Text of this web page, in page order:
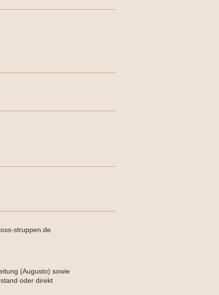
struppen.de
(Augusto) sowie
oder direkt